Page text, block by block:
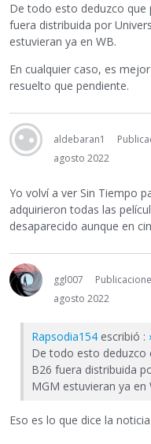
De todo esto deduzco que
fuera distribuida por
estuvieran ya en WB.
En cualquier caso, es
resuelto que pendiente.
aldebaran1
agosto 2022
Yo volví a ver Sin Tiempo
adquirieron todas las
desaparecido aunque en
ggl007
agosto 2022
Rapsodia154 escribió :
De todo esto deduzco
B26 fuera distribuida
MGM estuvieran ya en
Eso es lo que dice la noticia.